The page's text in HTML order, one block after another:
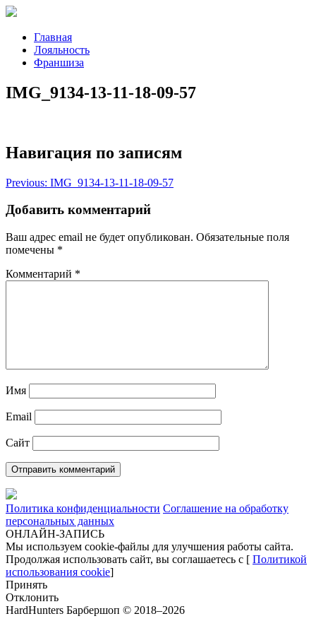
Главная
Лояльность
Франшиза
IMG_9134-13-11-18-09-57
Навигация по записям
Previous: IMG_9134-13-11-18-09-57
Добавить комментарий
Ваш адрес email не будет опубликован. Обязательные поля
помечены *
Комментарий *
Имя
Email
Сайт
Политика конфиденциальности Соглашение на обработку
персональных данных
ОНЛАЙН-ЗАПИСЬ
Мы используем cookie-файлы для улучшения работы сайта.
Продолжая использовать сайт, вы соглашаетесь с [ Политикой
использования cookie]
Принять
Отклонить
HardHunters Барбершоп © 2018–2026